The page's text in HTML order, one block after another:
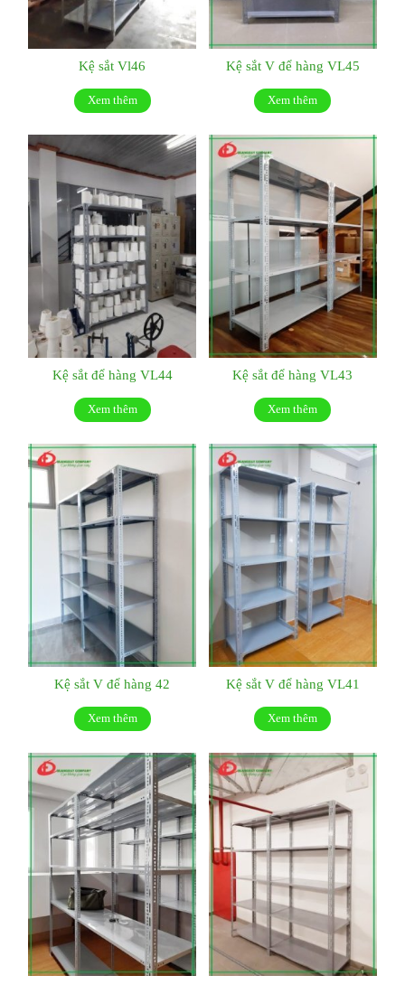
Kệ sắt Vl46
Xem thêm
Kệ sắt V để hàng VL45
Xem thêm
Kệ sắt để hàng VL44
Xem thêm
Kệ sắt để hàng VL43
Xem thêm
Kệ sắt V để hàng 42
Xem thêm
Kệ sắt V để hàng VL41
Xem thêm